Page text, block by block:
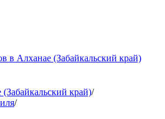
в Алханае (Забайкальский край)
край)/
/